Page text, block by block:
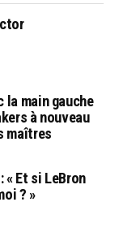
la main gauche
à nouveau
maîtres
« Et si LeBron
? »